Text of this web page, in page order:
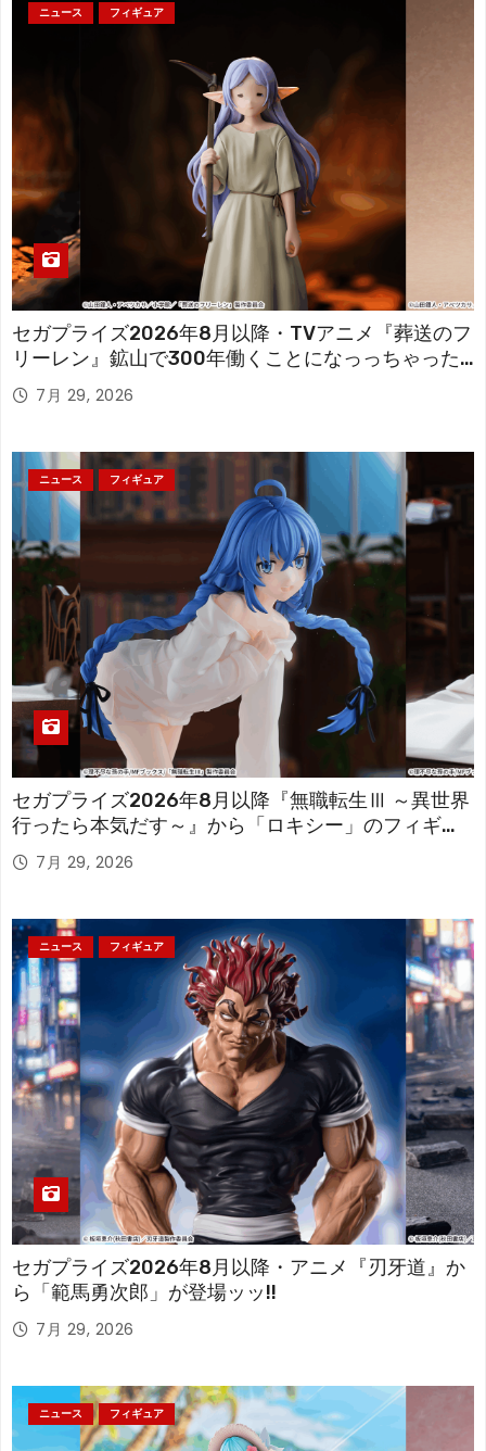
ニュース フィギュア
セガプライズ2026年8月以降・TVアニメ『葬送のフ
リーレン』鉱山で300年働くことになっっちゃった
「フリーレン」を立体化！
7月 29, 2026
ニュース フィギュア
セガプライズ2026年8月以降『無職転生Ⅲ ～異世界
行ったら本気だす～』から「ロキシー」のフィギュ
アが登場！
7月 29, 2026
ニュース フィギュア
セガプライズ2026年8月以降・アニメ『刃牙道』か
ら「範馬勇次郎」が登場ッッ!!
7月 29, 2026
ニュース フィギュア